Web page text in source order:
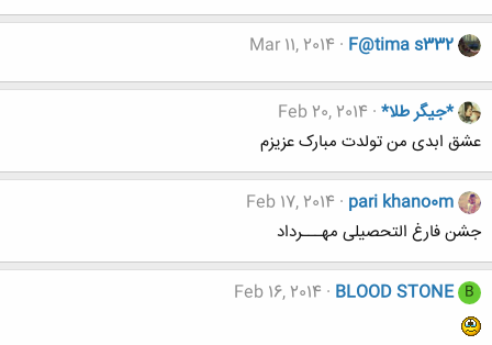
F@tima s332
Mar 11, 2014
*جیگر طلا* Feb 20, 2014
عشق ابدی من تولدت مبارک عزیزم
pari khano0m
Feb 17, 2014
جشن فارغ التحصیلی مهـــرداد
B
BLOOD STONE
Feb 16, 2014